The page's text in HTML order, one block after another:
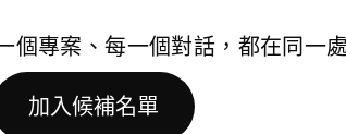
個專案、每一個對話，都在同一處
加入候補名單